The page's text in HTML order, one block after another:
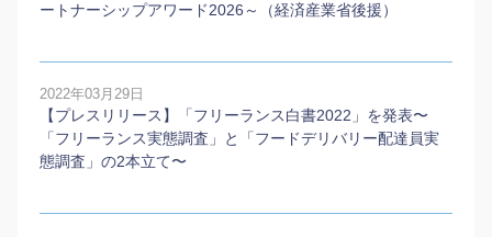
ートナーシップアワード2026～（経済産業省後援）
2022年03月29日
【プレスリリース】「フリーランス白書2022」を発表〜
「フリーランス実態調査」と「フードデリバリー配達員実
態調査」の2本⽴て〜